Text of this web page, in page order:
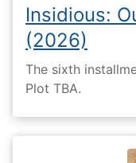
Insidious:
(2026)
The sixth
Plot TBA.